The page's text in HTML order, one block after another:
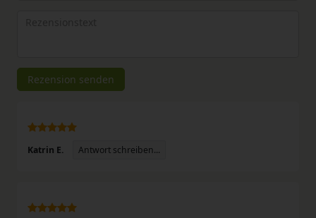
Rezensionstext
Rezension senden
Katrin E. Antwort schreiben...